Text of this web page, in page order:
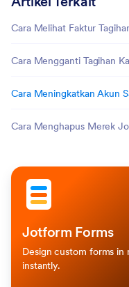
Cara Melihat Faktur
Cara Mengganti Tagihan
Cara Meningkatkan Akun
Cara Menghapus Merek
Jotform Forms
Design custom forms in
instantly.